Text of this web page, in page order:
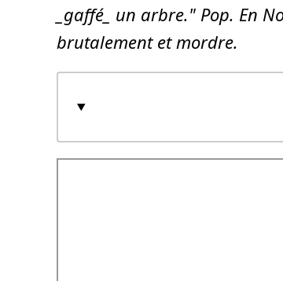
_gaffé_ un arbre." Pop. En
brutalement et mordre.